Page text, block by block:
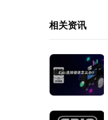
相关资讯